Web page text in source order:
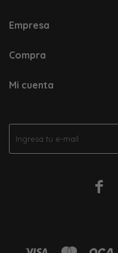

Empresa
Compra
Mi cuenta